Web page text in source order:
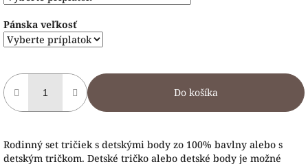
Pánska veľkosť
Do košíka
Rodinný set tričiek s detskými body zo 100% bavlny alebo s
detským tričkom. Detské tričko alebo detské body je možné